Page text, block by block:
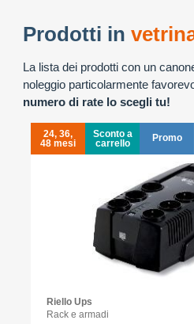
Prodotti in
La lista dei prodotti con un
noleggio particolarmente
numero di rate lo scegli tu!
24, 36,
48 mesi
Sconto a
carrello
Promo
Riello Ups
Rack e armadi